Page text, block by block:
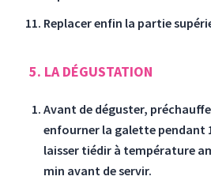
Replacer enfin la partie
5. LA DÉGUSTATION
Avant de déguster,
enfourner la galette pendant
laisser tiédir à température
min avant de servir.